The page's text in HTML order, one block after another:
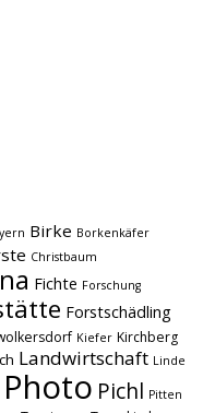
Birke Borkenkäfer
Christbaum
Fichte Forschung
Forstschädling
Kiefer Kirchberg
Landwirtschaft Linde
Photo Pichl Pitten